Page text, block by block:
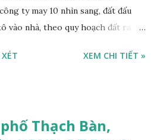
ty may 10 nhìn sang, đất đấu
vào nhà, theo quy hoạch đất ra
xưởng, sổ đỏ chính chủ, giá bán:
XEM CHI TIẾT »
Thạch Bàn,